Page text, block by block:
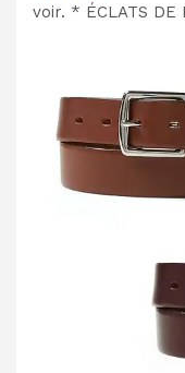
voir. * ÉCLATS DE